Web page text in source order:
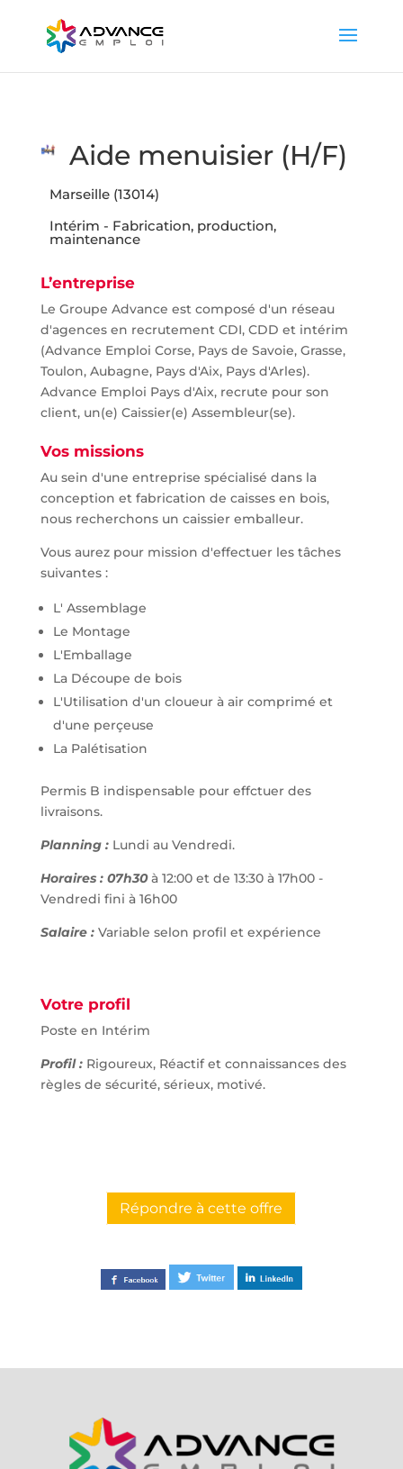
Aide menuisier (H/F)
Marseille (13014)
Intérim - Fabrication, production,
maintenance
L’entreprise
Le Groupe Advance est composé d'un réseau
d'agences en recrutement CDI, CDD et intérim
(Advance Emploi Corse, Pays de Savoie, Grasse,
Toulon, Aubagne, Pays d'Aix, Pays d'Arles).
Advance Emploi Pays d'Aix, recrute pour son
client, un(e) Caissier(e) Assembleur(se).
Vos missions
Au sein d'une entreprise spécialisé dans la
conception et fabrication de caisses en bois,
nous recherchons un caissier emballeur.
Vous aurez pour mission d'effectuer les tâches
suivantes :
L' Assemblage
Le Montage
L'Emballage
La Découpe de bois
L'Utilisation d'un cloueur à air comprimé et
d'une perçeuse
La Palétisation
Permis B indispensable pour effctuer des
livraisons.
Planning : Lundi au Vendredi.
Horaires : 07h30à 12:00 et de 13:30 à 17h00 -
Vendredi fini à 16h00
Salaire :Variable selon profil et expérience
Votre profil
Poste en Intérim
Profil :Rigoureux, Réactif et connaissances des
règles de sécurité, sérieux, motivé.
Répondre à cette offre